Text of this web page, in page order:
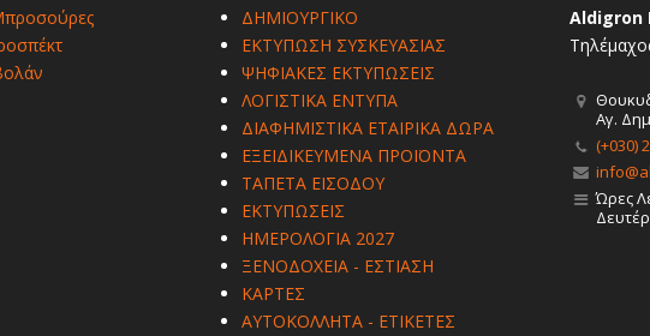
ΔΗΜΙΟΥΡΓΙΚΟ
ΕΚΤΥΠΩΣΗ ΣΥΣΚΕΥΑΣΙΑΣ
ΨΗΦΙΑΚΕΣ ΕΚΤΥΠΩΣΕΙΣ
ΛΟΓΙΣΤΙΚΑ ΕΝΤΥΠΑ
ΔΙΑΦΗΜΙΣΤΙΚΑ ΕΤΑΙΡΙΚΑ ΔΩΡΑ
ΕΞΕΙΔΙΚΕΥΜΕΝΑ ΠΡΟΪΟΝΤΑ
ΤΑΠΕΤΑ ΕΙΣΟΔΟΥ
ΕΚΤΥΠΩΣΕΙΣ
ΗΜΕΡΟΛΟΓΙΑ 2027
ΞΕΝΟΔΟΧΕΙΑ - ΕΣΤΙΑΣΗ
ΚΑΡΤΕΣ
ΑΥΤΟΚΟΛΛΗΤΑ - ΕΤΙΚΕΤΕΣ
Aldigron
Αγ.
(+030)
Ώρες